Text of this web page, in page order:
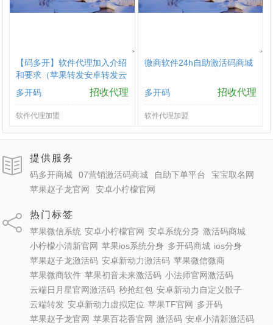
【码多开】软件代理加入介绍
和要求（苹果转发安卓转发云
端转发）
多开码 招收代理
软件代理加盟
微商软件24h自助激活码商城
多开码 招收代理
软件代理加盟
提供服务
码多开商城 07营销激活码商城 自助下单平台
宝宝取名网
苹果赵子龙官网
安卓小柠檬官网
热门标签
苹果微信系统 安卓小柠檬官网 安卓系统分身 激活码商城
小柠檬小清新官网 苹果ios系统分身 多开码商城 ios分身
苹果赵子龙激活码 安卓新动力激活码 苹果微信微商
苹果微商软件 苹果初音未来激活码 小法师官网激活码
云端日月星官网激活码 秒抢红包 安卓新动力自定义骰子
云端转发 安卓新动力虚拟定位 苹果TF官网 多开码
苹果赵子龙官网 苹果百花香官网 激活码 安卓小清新激活码